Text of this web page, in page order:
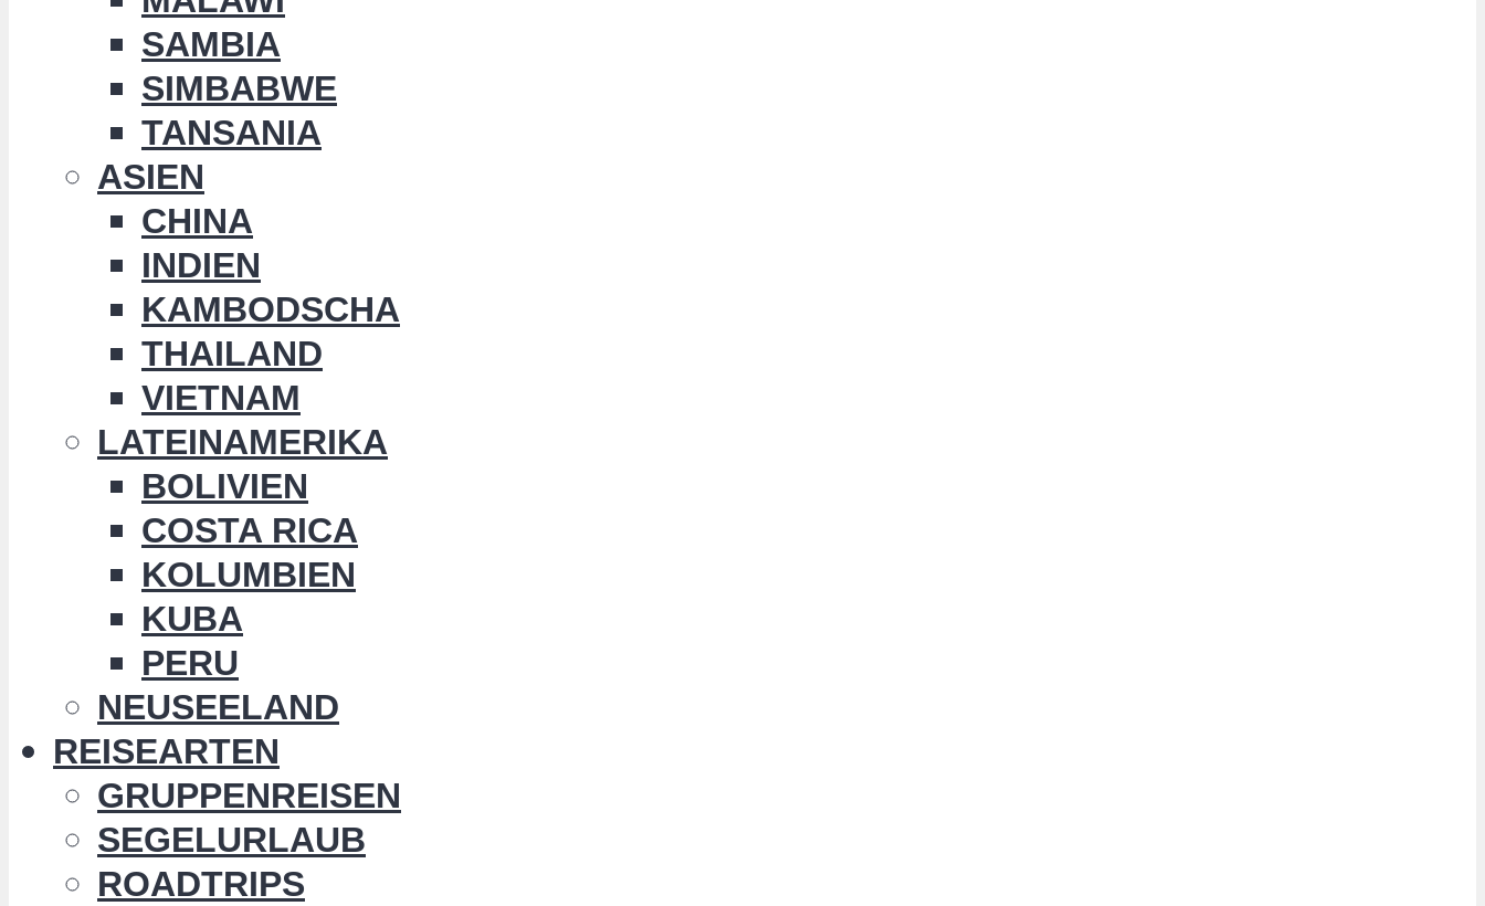
SAMBIA
SIMBABWE
TANSANIA
ASIEN
CHINA
INDIEN
KAMBODSCHA
THAILAND
VIETNAM
LATEINAMERIKA
BOLIVIEN
COSTA RICA
KOLUMBIEN
KUBA
PERU
NEUSEELAND
REISEARTEN
GRUPPENREISEN
SEGELURLAUB
ROADTRIPS